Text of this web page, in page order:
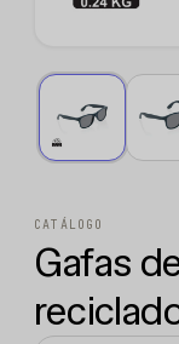
CATÁLOGO
Gafas